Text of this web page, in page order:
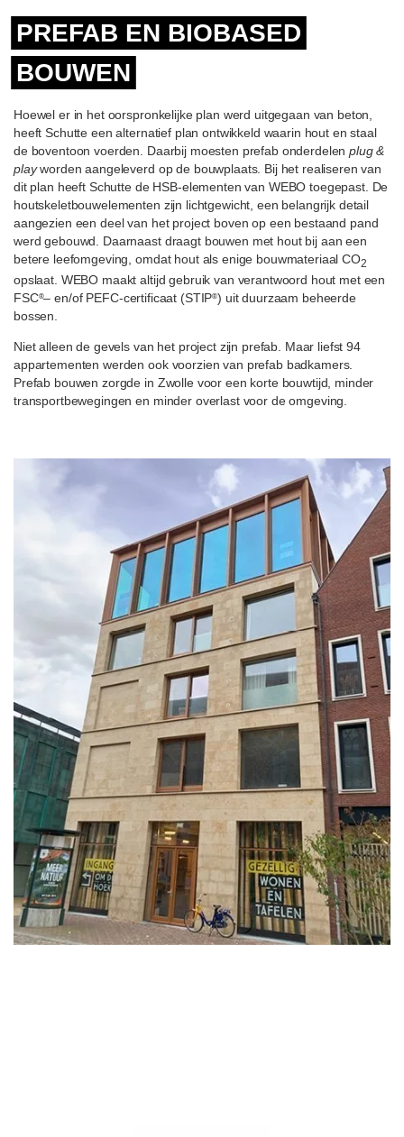
PREFAB EN BIOBASED
BOUWEN
Hoewel er in het oorspronkelijke plan werd uitgegaan van beton,
heeft Schutte een alternatief plan ontwikkeld waarin hout en staal
de boventoon voerden. Daarbij moesten prefab onderdelenplug &
playworden aangeleverd op de bouwplaats. Bij het realiseren van
dit plan heeft Schutte de HSB-elementen van WEBO toegepast. De
houtskeletbouwelementen zijn lichtgewicht, een belangrijk detail
aangezien een deel van het project boven op een bestaand pand
werd gebouwd. Daarnaast draagt bouwen met hout bij aan een
betere leefomgeving, omdat hout als enige bouwmateriaal CO2
opslaat. WEBO maakt altijd gebruik van verantwoord hout met een
FSC®– en/of PEFC-certificaat (STIP®) uit duurzaam beheerde
bossen.
Niet alleen de gevels van het project zijn prefab. Maar liefst 94
appartementen werden ook voorzien van prefab badkamers.
Prefab bouwen zorgde in Zwolle voor een korte bouwtijd, minder
transportbewegingen en minder overlast voor de omgeving.